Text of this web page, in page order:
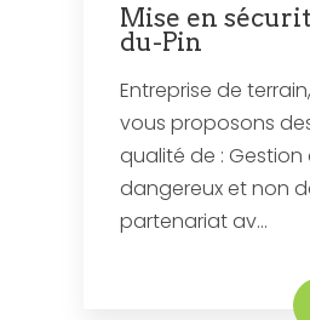
Mise en
du-Pin
Entreprise de
vous proposons
qualité de :
dangereux et non
partenariat av...